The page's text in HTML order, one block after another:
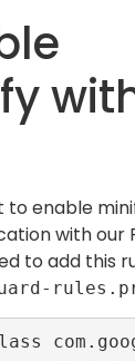
to enable
with our
to add this